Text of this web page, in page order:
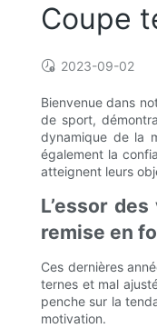
Coupe
2023-09-02
Bienvenue dans
de sport,
dynamique de la
également la
atteignent leurs
L’essor
remise en
Ces dernières
ternes et mal
penche sur la
motivation.